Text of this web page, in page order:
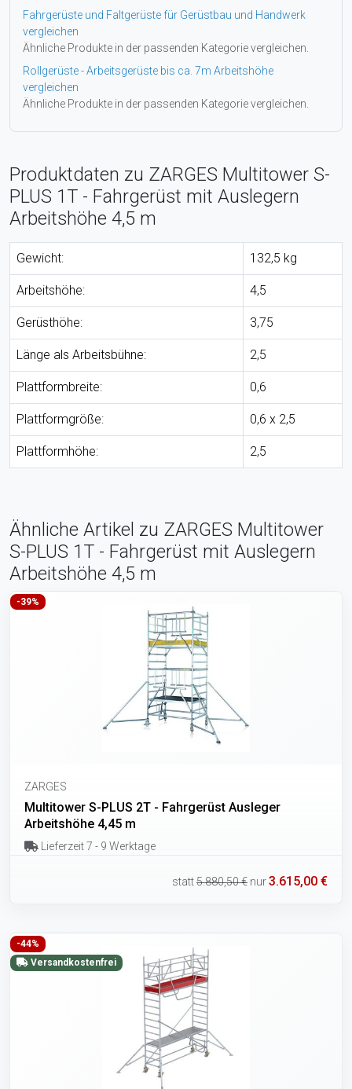
Fahrgerüste und Faltgerüste für Gerüstbau und Handwerk
vergleichen
Ähnliche Produkte in der passenden Kategorie vergleichen.
Rollgerüste - Arbeitsgerüste bis ca. 7m Arbeitshöhe
vergleichen
Ähnliche Produkte in der passenden Kategorie vergleichen.
Produktdaten zu ZARGES Multitower S-
PLUS 1T - Fahrgerüst mit Auslegern
Arbeitshöhe 4,5 m
Gewicht: 132,5 kg
Arbeitshöhe: 4,5
Gerüsthöhe: 3,75
Länge als Arbeitsbühne: 2,5
Plattformbreite: 0,6
Plattformgröße: 0,6 x 2,5
Plattformhöhe: 2,5
Ähnliche Artikel zu ZARGES Multitower
S-PLUS 1T - Fahrgerüst mit Auslegern
Arbeitshöhe 4,5 m
-39%
ZARGES
Multitower S-PLUS 2T - Fahrgerüst Ausleger
Arbeitshöhe 4,45 m
Lieferzeit 7 - 9 Werktage
statt5.880,50 € nur3.615,00 €
-44%
Versandkostenfrei